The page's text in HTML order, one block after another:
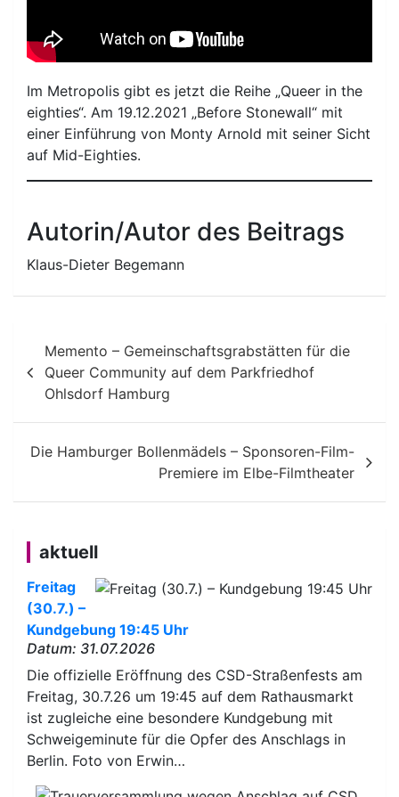
Im Metropolis gibt es jetzt die Reihe „Queer in the
eighties“. Am 19.12.2021 „Before Stonewall“ mit
einer Einführung von Monty Arnold mit seiner Sicht
auf Mid-Eighties.
Autorin/Autor des Beitrags
Klaus-Dieter Begemann
Beitragsnavigation
Memento – Gemeinschaftsgrabstätten für die
Queer Community auf dem Parkfriedhof
Ohlsdorf Hamburg
Die Hamburger Bollenmädels – Sponsoren-Film-
Premiere im Elbe-Filmtheater
aktuell
Freitag
(30.7.) –
Kundgebung 19:45 Uhr
Datum: 31.07.2026
Die offizielle Eröffnung des CSD-Straßenfests am
Freitag, 30.7.26 um 19:45 auf dem Rathausmarkt
ist zugleiche eine besondere Kundgebung mit
Schweigeminute für die Opfer des Anschlags in
Berlin. Foto von Erwin…